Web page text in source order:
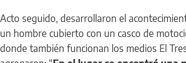
Acto seguido, desarrollaron el
un hombre cubierto con un casco de
donde también funcionan los medios El